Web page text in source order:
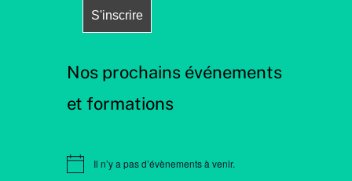
Nos prochains événements
et formations
Il n’y a pas d’évènements à venir.